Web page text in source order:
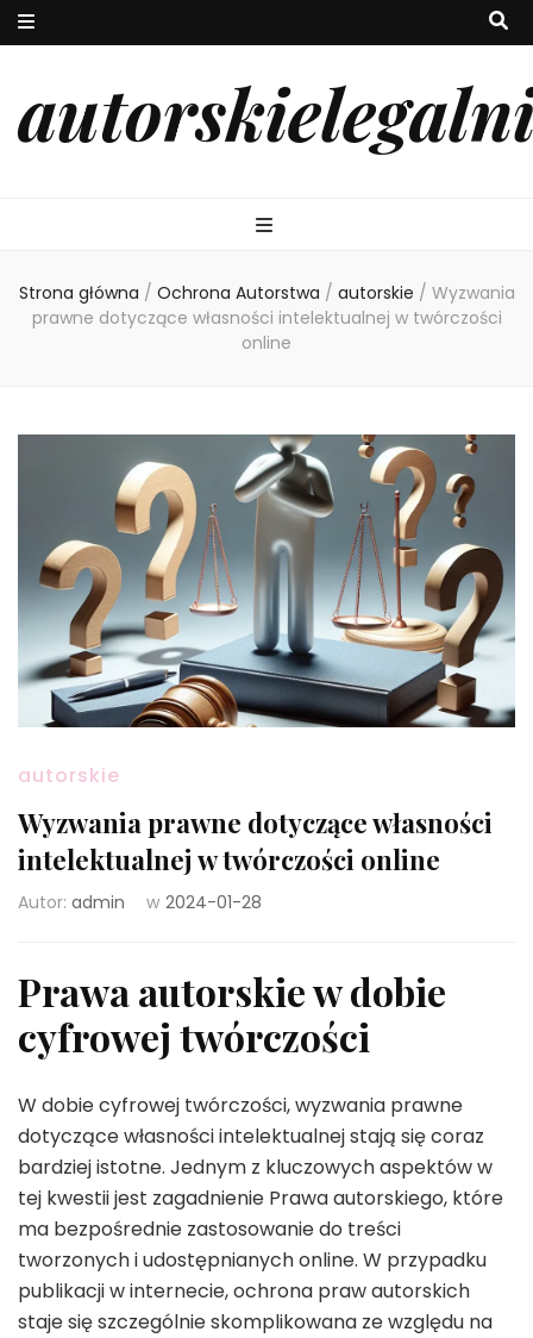
Strona główna / Ochrona Autorstwa / autorskie / Wyzwania
prawne dotyczące własności intelektualnej w twórczości
online
autorskie
Wyzwania prawne dotyczące własności
intelektualnej w twórczości online
Autor: admin w 2024-01-28
Prawa autorskie w dobie
cyfrowej twórczości
W dobie cyfrowej twórczości, wyzwania prawne
dotyczące własności intelektualnej stają się coraz
bardziej istotne. Jednym z kluczowych aspektów w
tej kwestii jest zagadnienie Prawa autorskiego, które
ma bezpośrednie zastosowanie do treści
tworzonych i udostępnianych online. W przypadku
publikacji w internecie, ochrona praw autorskich
staje się szczególnie skomplikowana ze względu na